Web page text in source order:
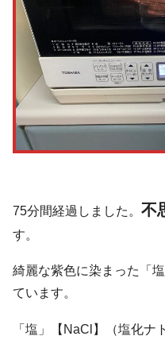
75分間経過しました。 不
す。
綺麗な紫色に染まった「
ています。
「塩」【NaCl】（塩化ナ